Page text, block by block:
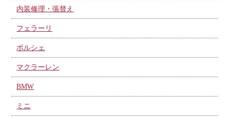
内装修理・張替え
フェラーリ
ポルシェ
マクラーレン
BMW
ミニ